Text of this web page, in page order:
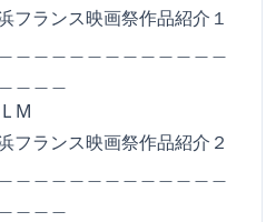
映画祭作品紹介１
映画祭作品紹介２